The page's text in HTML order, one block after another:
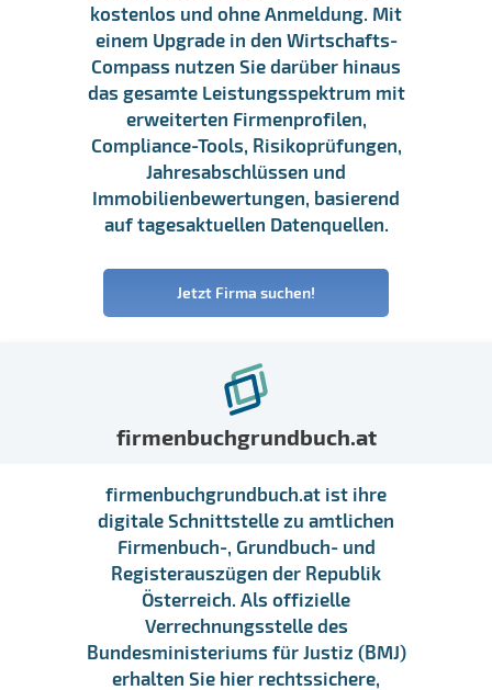
kostenlos und ohne Anmeldung. Mit
einem Upgrade in den Wirtschafts-
Compass nutzen Sie darüber hinaus
das gesamte Leistungsspektrum mit
erweiterten Firmenprofilen,
Compliance-Tools, Risikoprüfungen,
Jahresabschlüssen und
Immobilienbewertungen, basierend
auf tagesaktuellen Datenquellen.
Jetzt Firma suchen!
firmenbuchgrundbuch.at
firmenbuchgrundbuch.at ist ihre
digitale Schnittstelle zu amtlichen
Firmenbuch-, Grundbuch- und
Registerauszügen der Republik
Österreich. Als offizielle
Verrechnungsstelle des
Bundesministeriums für Justiz (BMJ)
erhalten Sie hier rechtssichere,